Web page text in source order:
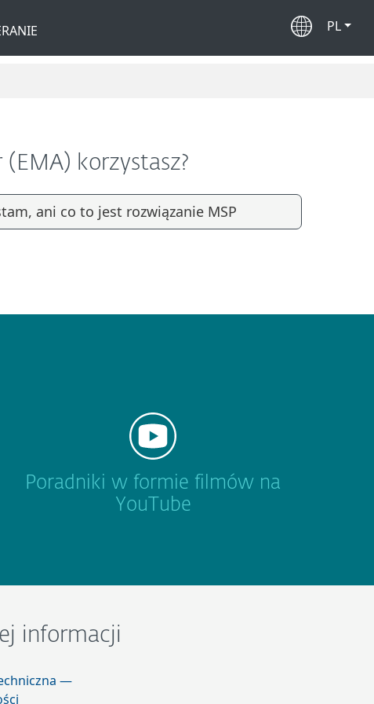
PL
korzystasz?
ani co to jest rozwiązanie MSP
Poradniki w formie filmów na
YouTube
informacji
—